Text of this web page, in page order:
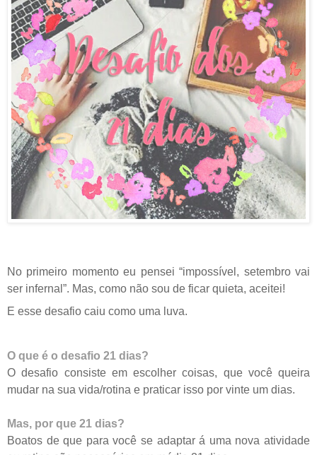
No primeiro momento eu pensei “impossível, setembro vai
ser infernal”. Mas, como não sou de ficar quieta, aceitei!
E esse desafio caiu como uma luva.
O que é o desafio 21 dias?
O desafio consiste em escolher coisas, que você queira
mudar na sua vida/rotina e praticar isso por vinte um dias.
Mas, por que 21 dias?
Boatos de que para você se adaptar á uma nova atividade